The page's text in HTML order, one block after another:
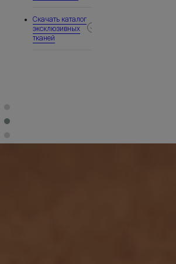
Скачать каталог
эксклюзивных
тканей